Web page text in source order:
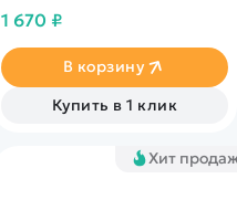
1 670 ₽
В корзину
Купить в 1 клик
Хит